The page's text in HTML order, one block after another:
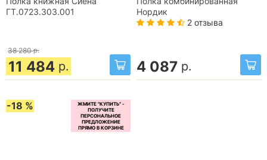
ГТ.0723.303.001
38 280 р.
11 484 р.
Нордик
2 отзыва
4 087 р.
-18 %